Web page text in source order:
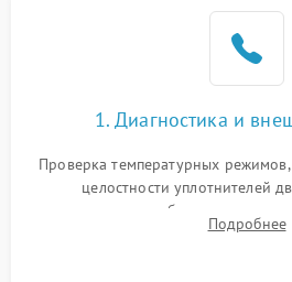
1. Диагностика и
Проверка температурных
целостности уплотнителей
сопротивления обмоток мотора,
считывание кодов ошибок с
Подробнее